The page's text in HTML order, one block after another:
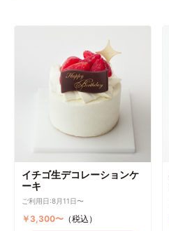
イチゴ生デコレーションケ
ーキ
ご利用日:8月11日〜
￥3,300〜（税込）